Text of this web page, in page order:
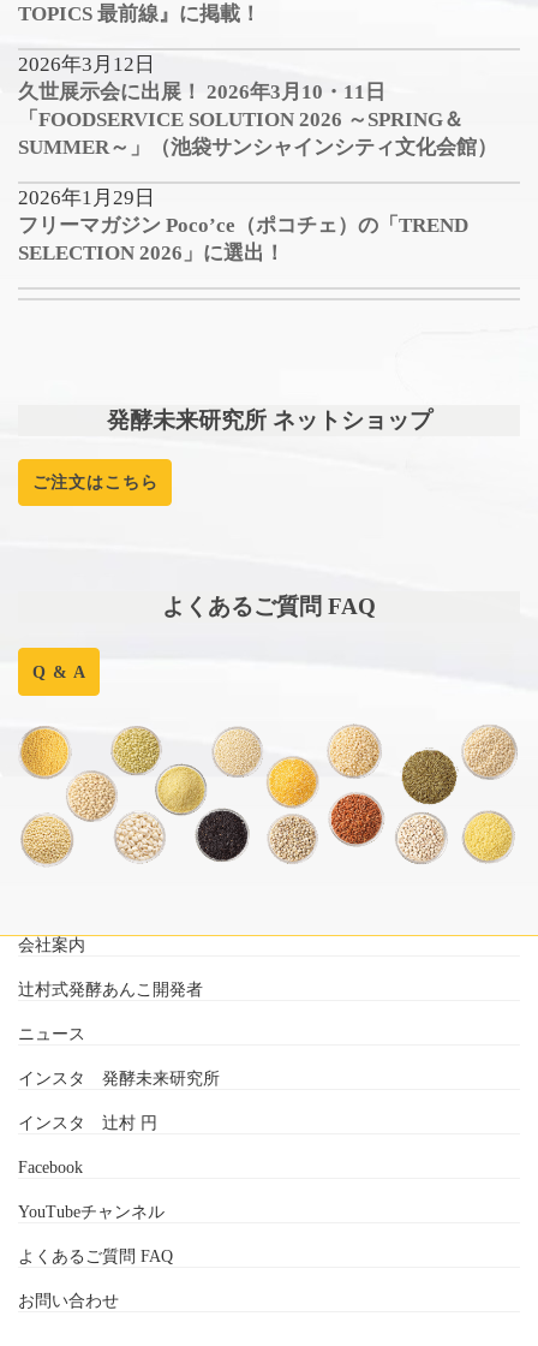
TOPICS 最前線』に掲載！
2026年3月12日
久世展示会に出展！ 2026年3月10・11日
「FOODSERVICE SOLUTION 2026 ～SPRING＆
SUMMER～」（池袋サンシャインシティ文化会館）
2026年1月29日
フリーマガジン Poco’ce（ポコチェ）の「TREND
SELECTION 2026」に選出！
発酵未来研究所 ネットショップ
ご注文はこちら
よくあるご質問 FAQ
Q & A
会社案内
辻村式発酵あんこ開発者
ニュース
インスタ 発酵未来研究所
インスタ 辻村 円
Facebook
YouTubeチャンネル
よくあるご質問 FAQ
お問い合わせ